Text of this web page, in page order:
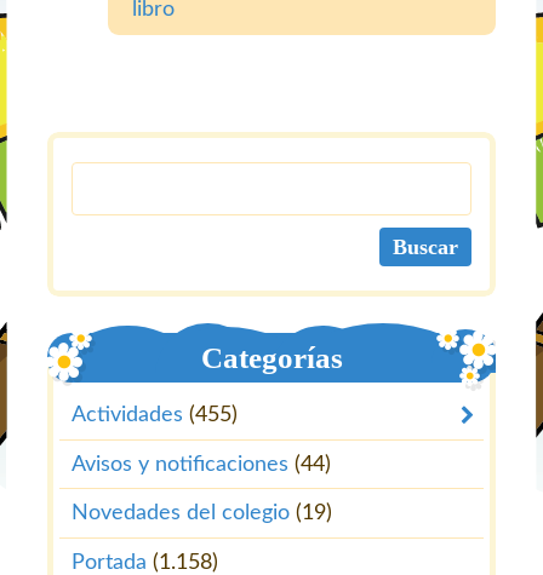
libro
Categorías
Actividades (455)
Avisos y notificaciones (44)
Novedades del colegio (19)
Portada (1.158)